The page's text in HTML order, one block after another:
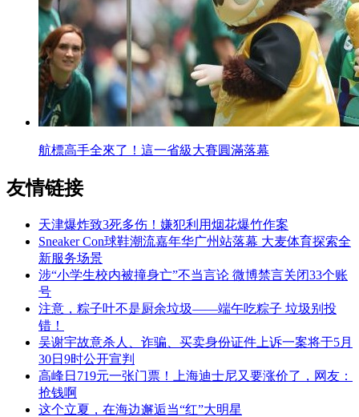
航標高手全來了！這一省級大賽圓滿落幕
友情链接
天津爆炸致3死多伤！嫌犯利用烟花爆竹作案
Sneaker Con球鞋潮流嘉年华广州站落幕 大麦体育探索全
新服务场景
涉“小学生校内被撞身亡”不当言论 微博禁言关闭33个账
号
注意，粽子叶不是厨余垃圾——端午吃粽子 垃圾别投
错！
吴谢宇故意杀人、诈骗、买卖身份证件上诉一案将于5月
30日9时公开宣判
高峰日719元一张门票！上海迪士尼又要涨价了，网友：
抢钱啊
这个立夏，在海边邂逅当“红”大明星